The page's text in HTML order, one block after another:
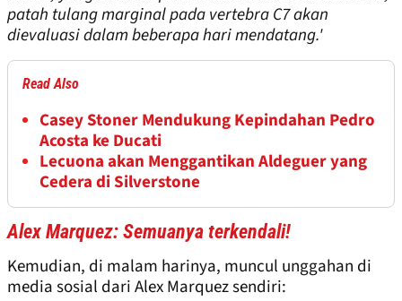
patah tulang marginal pada vertebra C7 akan
dievaluasi dalam beberapa hari mendatang.'
Read Also
Casey Stoner Mendukung Kepindahan Pedro
Acosta ke Ducati
Lecuona akan Menggantikan Aldeguer yang
Cedera di Silverstone
Alex Marquez: Semuanya terkendali!
Kemudian, di malam harinya, muncul unggahan di
media sosial dari Alex Marquez sendiri: